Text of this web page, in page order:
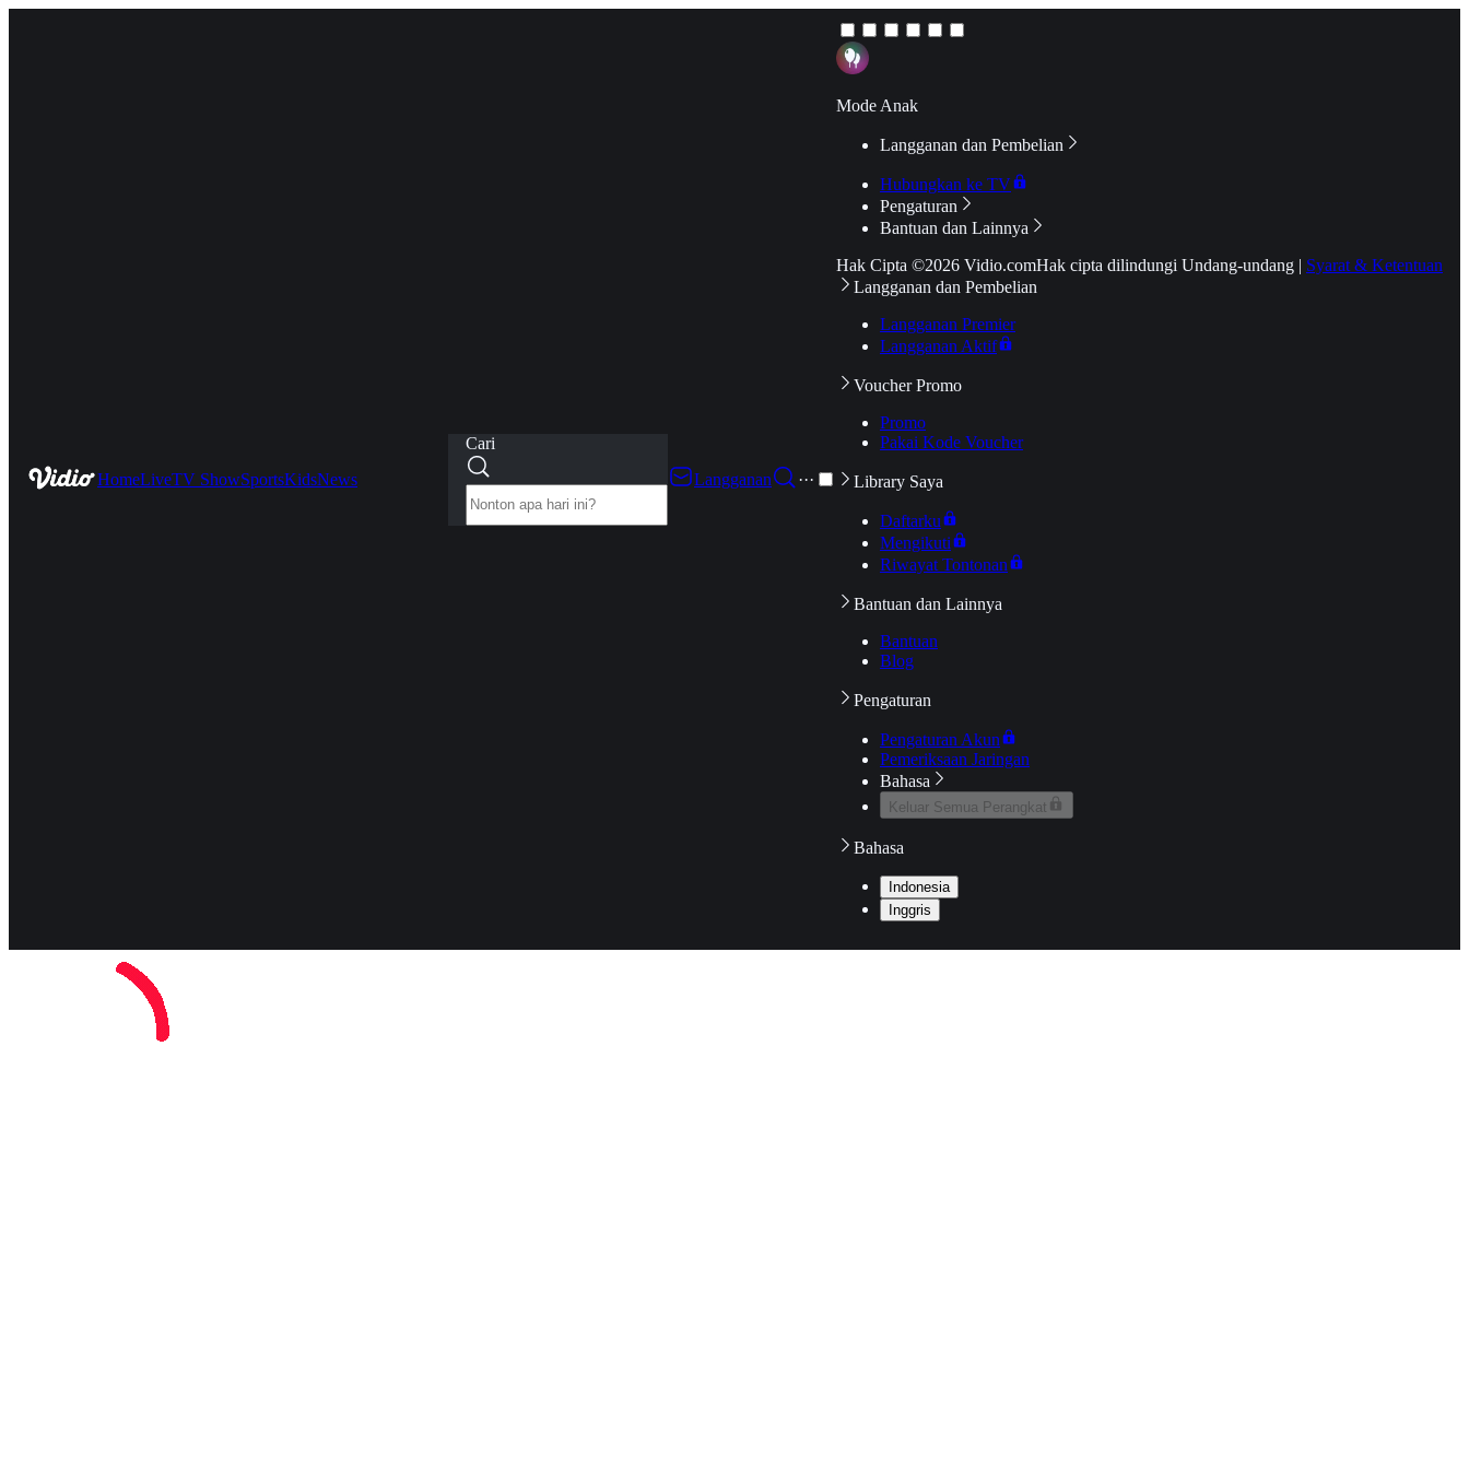
HomeLiveTV ShowSportsKidsNews
Cari
Langganan
···
Mode Anak
Langganan dan Pembelian
Hubungkan ke TV
Pengaturan
Bantuan dan Lainnya
Hak Cipta ©2026 Vidio.comHak cipta dilindungi Undang-undang | Syarat & Ketentuan
Langganan dan Pembelian
Langganan Premier
Langganan Aktif
Voucher Promo
Promo
Pakai Kode Voucher
Library Saya
Daftarku
Mengikuti
Riwayat Tontonan
Bantuan dan Lainnya
Bantuan
Blog
Pengaturan
Pengaturan Akun
Pemeriksaan Jaringan
Bahasa
Keluar Semua Perangkat
Bahasa
Indonesia
Inggris